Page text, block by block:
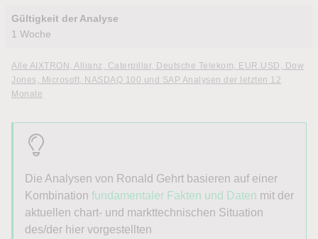
Gültigkeit der Analyse
1 Woche
Alle AIXTRON, Allianz, Caterpillar, Deutsche Telekom, EUR.USD, Dow
Jones, Microsoft, NASDAQ 100 und SAP Analysen der letzten 12
Monate
Die Analysen von Ronald Gehrt basieren auf einer
Kombination fundamentaler Fakten und Daten mit der
aktuellen chart- und markttechnischen Situation
des/der hier vorgestellten